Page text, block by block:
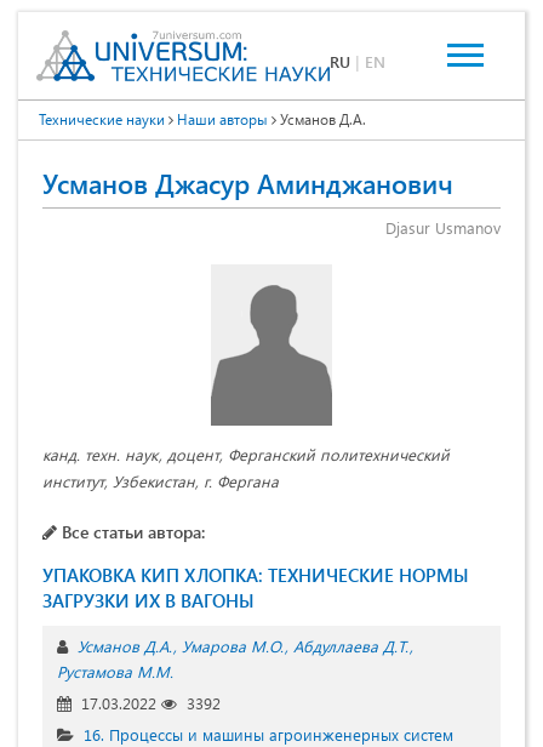
RU | EN
Технические науки Наши авторы Усманов Д.А.
Усманов Джасур Аминджанович
Djasur Usmanov
канд. техн. наук, доцент, Ферганский политехнический
институт, Узбекистан, г. Фергана
Все статьи автора:
УПАКОВКА КИП ХЛОПКА: ТЕХНИЧЕСКИЕ НОРМЫ
ЗАГРУЗКИ ИХ В ВАГОНЫ
Усманов Д.А. Умарова М.О. Абдуллаева Д.Т.
Рустамова М.М.
17.03.2022
3392
16. Процессы и машины агроинженерных систем